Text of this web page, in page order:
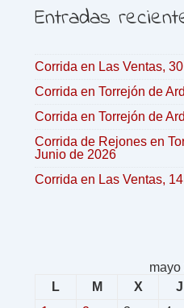
Entradas
Corrida en Las Ventas,
Corrida en Torrejón de
Corrida en Torrejón de
Corrida de Rejones en
Junio de 2026
Corrida en Las Ventas,
mayo
L
M X J